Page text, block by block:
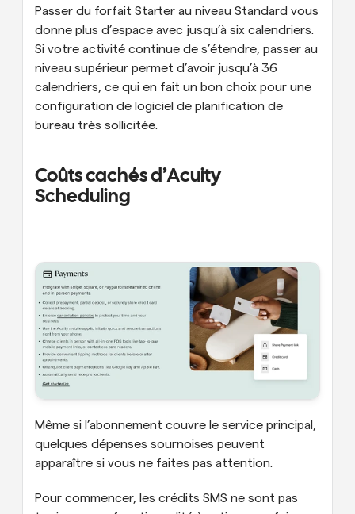
Passer du forfait Starter au niveau Standard vous
donne plus d’espace avec jusqu’à six calendriers.
Si votre activité continue de s’étendre, passer au
niveau supérieur permet d’avoir jusqu’à 36
calendriers, ce qui en fait un bon choix pour une
configuration de logiciel de planification de
bureau très sollicitée.
Coûts cachés d’Acuity
Scheduling
Même si l’abonnement couvre le service principal,
quelques dépenses sournoises peuvent
apparaître si vous ne faites pas attention.
Pour commencer, les crédits SMS ne sont pas